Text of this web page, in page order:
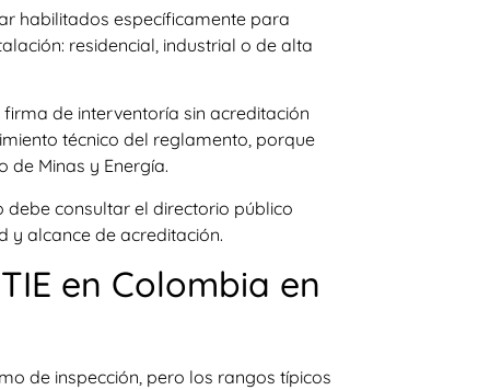
habilitados específicamente para
residencial, industrial o de alta
de interventoría sin acreditación
técnico del reglamento, porque
de Minas y Energía.
consultar el directorio público
y alcance de acreditación.
en Colombia en
de inspección, pero los rangos típicos